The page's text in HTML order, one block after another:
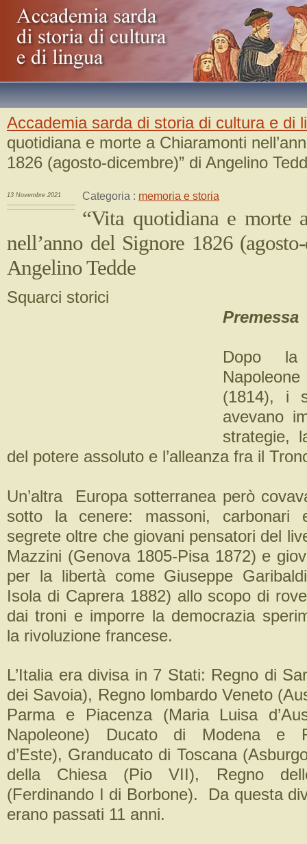
Accademia sarda di storia di cultura e di
quotidiana e morte a Chiaramonti
1826 (agosto-dicembre)” di Angelino
13 Novembre 2021 Categoria : memoria e storia
“Vita quotidiana e morte
nell’anno del Signore 1826
Angelino Tedde
Squarci storici
Premessa
Dopo
(1814), i
avevano
strategie,
del potere assoluto e l’alleanza fra il
Un’altra Europa sotterranea però
sotto la cenere: massoni, carbonari
segrete oltre che giovani pensatori del
Mazzini (Genova 1805-Pisa 1872) e
per la libertà come Giuseppe
Isola di Caprera 1882) allo scopo di
dai troni e imporre la democrazia
la rivoluzione francese.
L’Italia era divisa in 7 Stati: Regno di
dei Savoia), Regno lombardo Veneto
Parma e Piacenza (Maria Luisa
Napoleone) Ducato di Modena e
d’Este), Granducato di Toscana
della Chiesa (Pio VII), Regno
(Ferdinando I di Borbone). Da questa
erano passati 11 anni.